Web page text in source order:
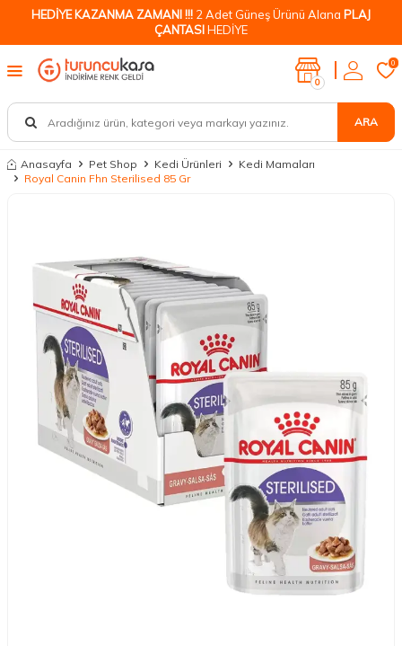
HEDİYE KAZANMA ZAMANI !!! 2 Adet Güneş Ürünü Alana PLAJ
ÇANTASIHEDİYE
ARA
0
0
Anasayfa Pet Shop Kedi Ürünleri
Kedi Mamaları
Royal Canin Fhn Sterilised 85 Gr